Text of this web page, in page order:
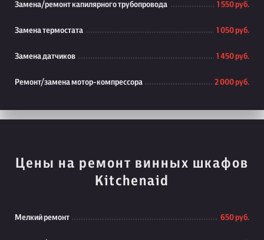
Замена/ремонт капилярного трубопровода 1 550 руб.
Замена термостата 1 050 руб.
Замена датчиков 1 450 руб.
Ремонт/замена мотор-компрессора 2 000 руб.
Цены на ремонт винных шкафов
Kitchenaid
Мелкий ремонт 650 руб.